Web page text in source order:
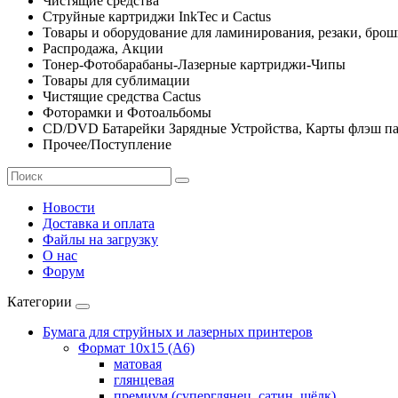
Струйные картриджи InkTec и Cactus
Товары и оборудование для ламинирования, резаки,
Распродажа, Акции
Тонер-Фотобарабаны-Лазерные картриджи-Чипы
Товары для сублимации
Чистящие средства Cactus
Фоторамки и Фотоальбомы
CD/DVD Батарейки Зарядные Устройства, Карты флэш
Прочее/Поступление
Новости
Доставка и оплата
Файлы на загрузку
О нас
Форум
Категории
Бумага для струйных и лазерных принтеров
Формат 10х15 (A6)
матовая
глянцевая